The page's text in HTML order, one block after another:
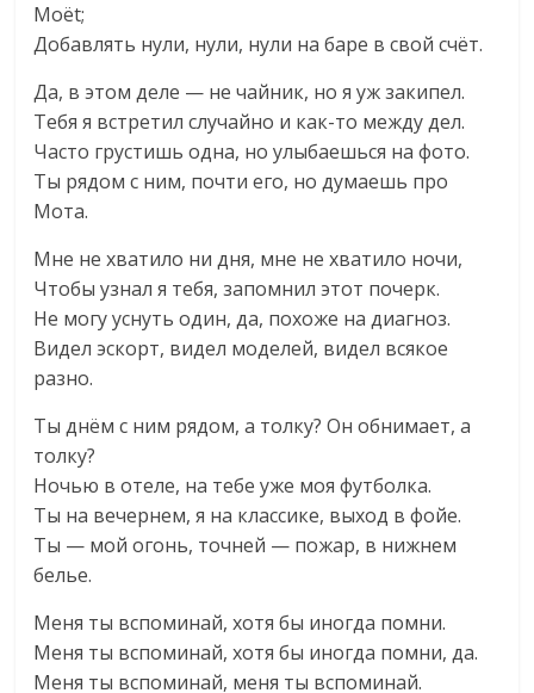
Mоёt;
Добавлять нули, нули, нули на баре в свой счёт.
Да, в этом деле — не чайник, но я уж закипел.
Тебя я встретил случайно и как-то между дел.
Часто грустишь одна, но улыбаешься на фото.
Ты рядом с ним, почти его, но думаешь про
Мота.
Мне не хватило ни дня, мне не хватило ночи,
Чтобы узнал я тебя, запомнил этот почерк.
Не могу уснуть один, да, похоже на диагноз.
Видел эскорт, видел моделей, видел всякое
разно.
Ты днём с ним рядом, а толку? Он обнимает, а
толку?
Ночью в отеле, на тебе уже моя футболка.
Ты на вечернем, я на классике, выход в фойе.
Ты — мой огонь, точней — пожар, в нижнем
белье.
Меня ты вспоминай, хотя бы иногда помни.
Меня ты вспоминай, хотя бы иногда помни, да.
Меня ты вспоминай, меня ты вспоминай.